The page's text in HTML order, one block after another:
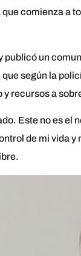
comienza a
un
según la
recursos a
Este no es
de mi vida